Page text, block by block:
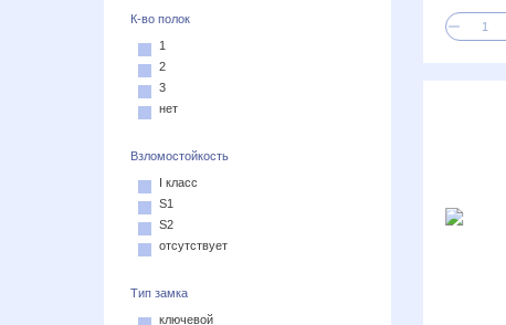
К-во полок
1
2
3
нет
Взломостойкость
I класс
S1
S2
отсутствует
Тип замка
ключевой